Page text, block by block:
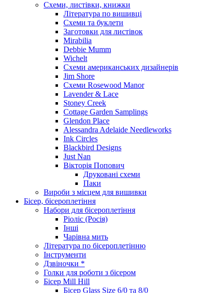
Схеми, листівки, книжки
Література по вишивці
Схеми та буклети
Заготовки для листівок
Mirabilia
Debbie Mumm
Wichelt
Схеми американських дизайнерів
Jim Shore
Cхеми Rosewood Manor
Lavender & Lace
Stoney Creek
Cottage Garden Samplings
Glendon Place
Alessandra Adelaide Needleworks
Ink Circles
Blackbird Designs
Just Nan
Вікторія Попович
Друковані схеми
Паки
Вироби з місцем для вишивки
Бісер, бісероплетіння
Набори для бісероплетіння
Ріоліс (Росія)
Інші
Чарівна мить
Література по бісероплетінню
Інструменти
Дзвіночки *
Голки для роботи з бісером
Бісер Mill Hill
Бісер Glass Size 6/0 та 8/0